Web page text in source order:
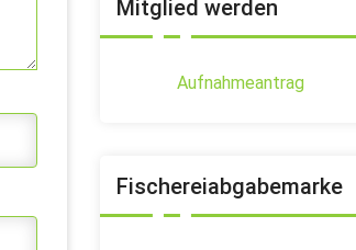
Mitglied werden
Aufnahmeantrag
Fischereiabgabemarke